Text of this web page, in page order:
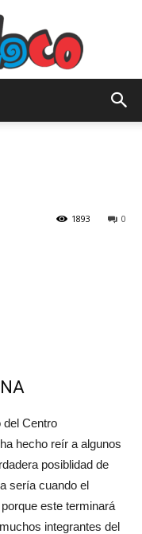
0
1893
del Centro
hecho reír a algunos
posiblidad de
sería cuando el
este terminará
integrantes del